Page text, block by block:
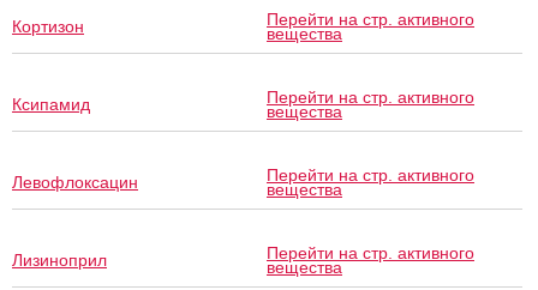
Кортизон Перейти на стр. активного
вещества
Ксипамид Перейти на стр. активного
вещества
Левофлоксацин Перейти на стр. активного
вещества
Лизиноприл Перейти на стр. активного
вещества